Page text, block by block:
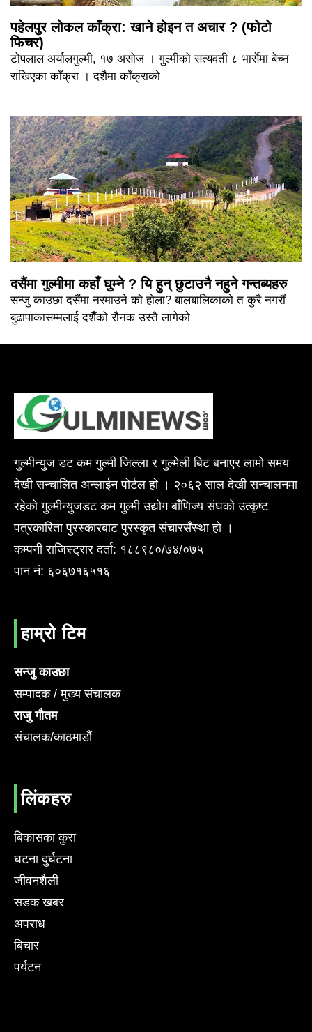
पहेलपुर लोकल काँक्रा: खाने होइन त अचार ? (फोटो
फिचर)
टोपलाल अर्यालगुल्मी, १७ असोज । गुल्मीको सत्यवती ८ भार्सेमा बेच्न
राखिएका काँक्रा । दशैमा काँक्राको
दसैंमा गुल्मीमा कहाँ घुम्ने ? यि हुन् छुटाउनै नहुने गन्तब्यहरु
सन्जु काउछा दसैंमा नरमाउने को होला? बालबालिकाको त कुरै नगरौं
बुढापाकासम्मलाई दशैँको रौनक उस्तै लागेको
गुल्मीन्युज डट कम गुल्मी जिल्ला र गुल्मेली बिट बनाएर लामो समय
देखी सन्चालित अन्लाईन पोर्टल हो । २०६२ साल देखी सन्चालनमा
रहेको गुल्मीन्युजडट कम गुल्मी उद्योग बाँणिज्य संघको उत्कृष्ट
पत्रकारिता पुरस्कारबाट पुरस्कृत संचारसँस्था हो ।
कम्पनी राजिस्ट्रार दर्ता: १८८९८०/७४/०७५
पान नं: ६०६७१६५१६
हाम्रो टिम
सन्जु काउछा
सम्पादक / मुख्य संचालक
राजु गौतम
संचालक/काठमाडौं
लिंकहरु
बिकासका कुरा
घटना दुर्घटना
जीवनशैली
सडक खबर
अपराध
बिचार
पर्यटन